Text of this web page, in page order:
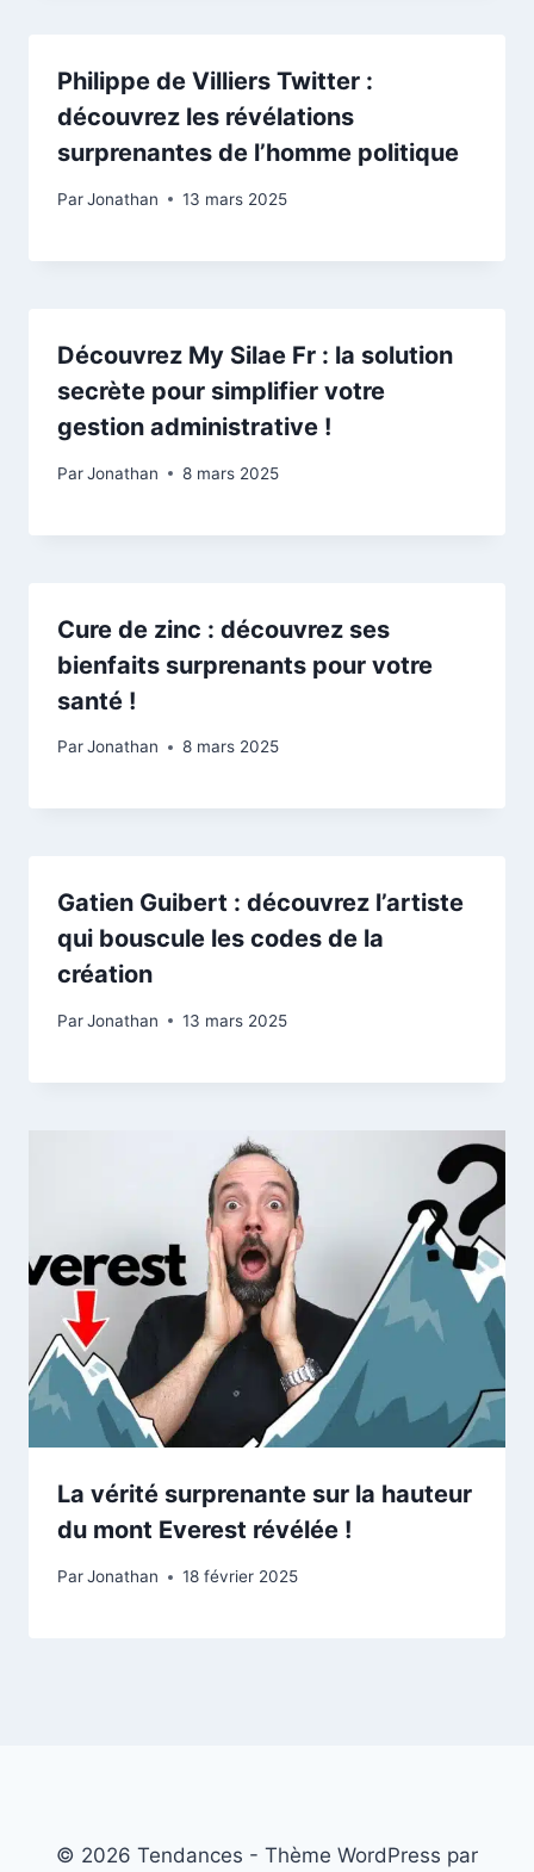
Philippe de Villiers Twitter :
découvrez les révélations
surprenantes de l’homme politique
ParJonathan 13 mars 2025
Découvrez My Silae Fr : la solution
secrète pour simplifier votre
gestion administrative !
ParJonathan 8 mars 2025
Cure de zinc : découvrez ses
bienfaits surprenants pour votre
santé !
ParJonathan 8 mars 2025
Gatien Guibert : découvrez l’artiste
qui bouscule les codes de la
création
ParJonathan 13 mars 2025
La vérité surprenante sur la hauteur
du mont Everest révélée !
ParJonathan 18 février 2025
© 2026 Tendances - Thème WordPress par